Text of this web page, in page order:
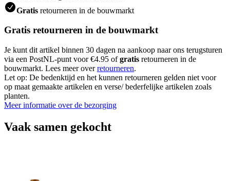
Gratis retourneren in de bouwmarkt
Gratis retourneren in de bouwmarkt
Je kunt dit artikel binnen 30 dagen na aankoop naar ons terugsturen
via een PostNL-punt voor €4.95 ofgratis retourneren in de
bouwmarkt. Lees meer overretourneren.
Let op: De bedenktijd en het kunnen retourneren gelden niet voor
op maat gemaakte artikelen en verse/ bederfelijke artikelen zoals
planten.
Meer informatie over de bezorging
Vaak samen gekocht